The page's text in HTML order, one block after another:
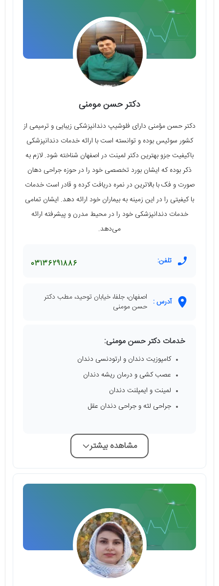
دکتر حسن مومنی
دکتر حسن مؤمنی دارای فلوشیپ دندانپزشکی زیبایی و ترمیمی از
کشور سوئیس بوده و توانسته است با ارائه خدمات دندانپزشکی
باکیفیت جزو بهترین دکتر لمینت در اصفهان شناخته شود. لازم به
ذکر بوده که ایشان بورد تخصصی خود را در حوزه جراحی دهان
صورت و فک با بالاترین در نمره دریافت کرده و قادر است خدمات
با کیفیتی را در این زمینه به بیماران خود ارائه دهد. ایشان تمامی
خدمات دندانپزشکی خود را در محیط مدرن و پیشرفته ارائه
می‌دهد.
تلفن: 03136291886
آدرس : اصفهان، جلفا، خیابان توحید، مطب دکتر
حسن مومنی
خدمات دکتر حسن مومنی:
کامپوزیت دندان و ارتودنسی دندان
عصب کشی و درمان ریشه دندان
لمینت و ایمپلنت دندان
جراحی لثه و جراحی دندان عقل
مشاهده بیشتر